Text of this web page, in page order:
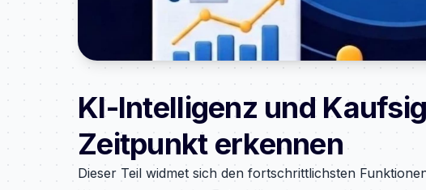
KI-Intelligenz und
Zeitpunkt erkennen
Dieser Teil widmet sich den fortschrittlichsten